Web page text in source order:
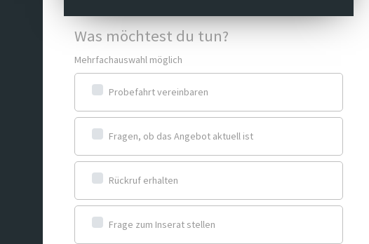
Was möchtest du tun?
Mehrfachauswahl möglich
Probefahrt vereinbaren
Fragen, ob das Angebot aktuell ist
Rückruf erhalten
Frage zum Inserat stellen